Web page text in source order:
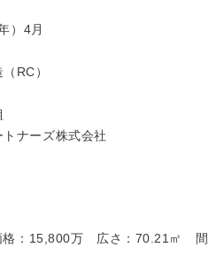
）4月
RC）
トナーズ株式会社
格：15,800万 広さ：70.21㎡ 間